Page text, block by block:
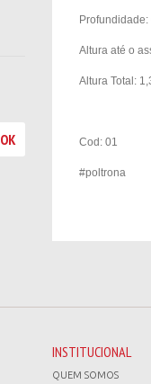
OK
Profundidade:
Altura até o
Altura Total:
Cod: 01
#poltrona
INSTITUCIONAL
QUEM SOMOS